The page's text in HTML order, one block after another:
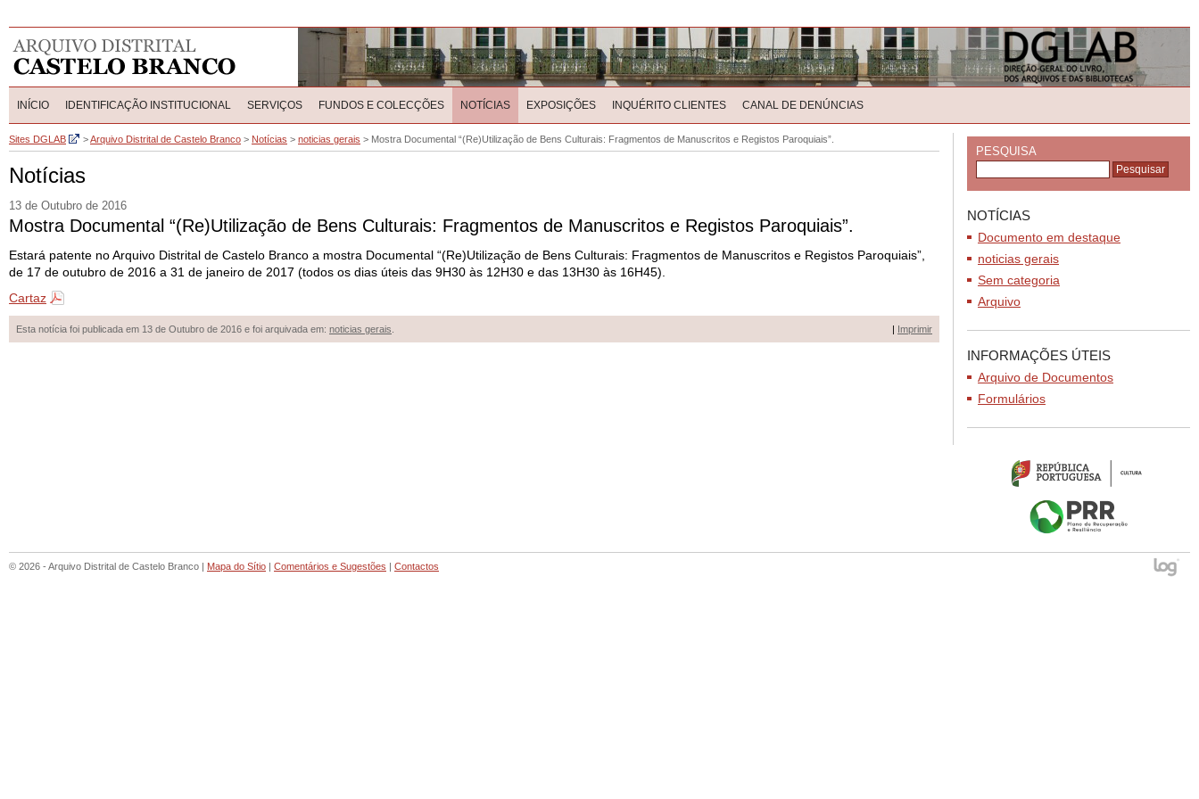
INÍCIO IDENTIFICAÇÃO INSTITUCIONAL SERVIÇOS FUNDOS E COLECÇÕES NOTÍCIAS EXPOSIÇÕES INQUÉRITO CLIENTES CANAL DE DENÚNCIAS
Sites DGLAB >Arquivo Distrital de Castelo Branco > Notícias > noticias gerais > Mostra Documental “(Re)Utilização de Bens Culturais: Fragmentos de Manuscritos e Registos Paroquiais”.
Notícias
13 de Outubro de 2016
Mostra Documental “(Re)Utilização de Bens Culturais: Fragmentos de Manuscritos e Registos Paroquiais”.
Estará patente no Arquivo Distrital de Castelo Branco a mostra Documental “(Re)Utilização de Bens Culturais: Fragmentos de Manuscritos e Registos Paroquiais”,
de 17 de outubro de 2016 a 31 de janeiro de 2017 (todos os dias úteis das 9H30 às 12H30 e das 13H30 às 16H45).
Cartaz
Esta notícia foi publicada em 13 de Outubro de 2016 e foi arquivada em: noticias gerais | Imprimir
PESQUISA
NOTÍCIAS
Documento em destaque
noticias gerais
Sem categoria
Arquivo
INFORMAÇÕES ÚTEIS
Arquivo de Documentos
Formulários
© 2026 - Arquivo Distrital de Castelo Branco | Mapa do Sítio Comentários e Sugestões Contactos